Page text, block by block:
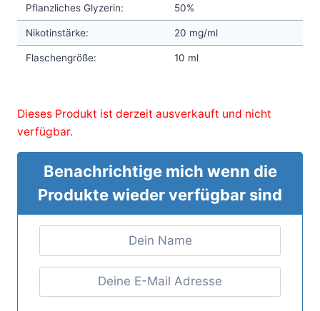
Pflanzliches Glyzerin: 50%
Nikotinstärke: 20 mg/ml
Flaschengröße: 10 ml
Dieses Produkt ist derzeit ausverkauft und nicht
verfügbar.
Benachrichtige mich wenn die
Produkte wieder verfügbar sind